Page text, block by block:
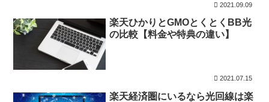
2021.09.09
楽天ひかりとGMOとくとくBB光
の比較【料金や特典の違い】
2021.07.15
楽天経済圏にいるなら光回線は楽